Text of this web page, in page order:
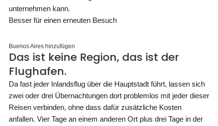
unternehmen kann.
Besser für einen erneuten Besuch
Buenos Aires hinzufügen
Das ist keine Region, das ist der
Flughafen.
Da fast jeder Inlandsflug über die Hauptstadt führt, lassen sich
zwei oder drei Übernachtungen dort problemlos mit jeder dieser
Reisen verbinden, ohne dass dafür zusätzliche Kosten
anfallen. Vier Tage an einem anderen Ort plus drei Tage in der